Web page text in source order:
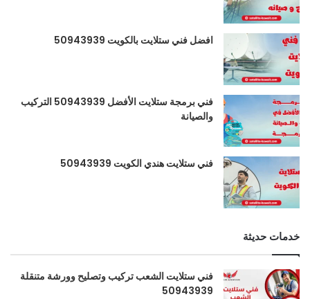
افضل فني ستلايت بالكويت 50943939
فني برمجة ستلايت الأفضل 50943939 التركيب
والصيانة
فني ستلايت هندي الكويت 50943939
خدمات حديثة
فني ستلايت الشعب تركيب وتصليح وورشة متنقلة
50943939